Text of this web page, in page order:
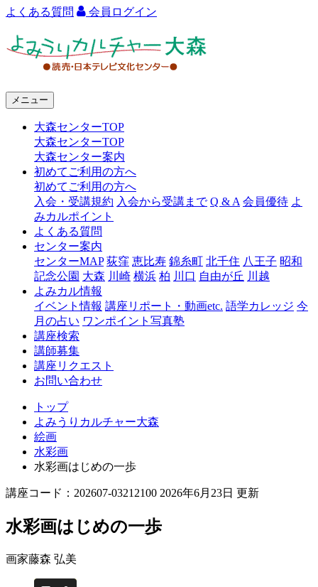
よくある質問 会員ログイン
ャ
森
メニュー
大森センターTOP
大森センターTOP
大森センター案内
初めてご利用の方へ
初めてご利用の方へ
入会・受講規約 入会から受講まで Q & A 会員優待 よ
みカルポイント
よくある質問
センター案内
センターMAP 荻窪 恵比寿 錦糸町 北千住 八王子 昭和
記念公園 大森 川崎 横浜 柏 川口 自由が丘 川越
よみカル情報
イベント情報 講座リポート・動画etc. 語学カレッジ 今
月の占い ワンポイント写真塾
講座検索
講師募集
講座リクエスト
お問い合わせ
トップ
よみうりカルチャー大森
絵画
水彩画
水彩画はじめの一歩
講座コード：202607-03212100 2026年6月23日 更新
水彩画はじめの一歩
画家藤森 弘美